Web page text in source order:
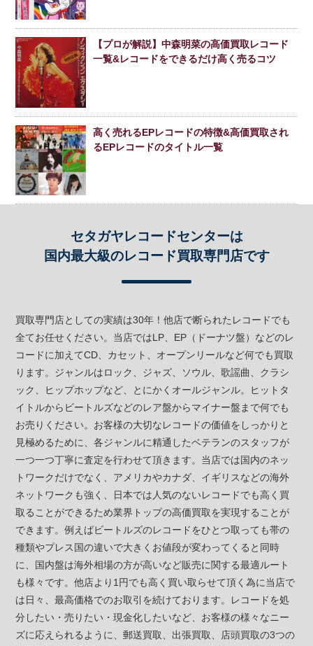
【プロが解説】中森明菜の高価買取レコード
一覧&レコードをできるだけ高く売るコツ
高く売れるEPレコードの特徴&高価買取され
るEPレコードのタイトル一覧
セタガヤレコードセンターは
国内最大級のレコード買取専門店です
買取専門店としての実績は30年！他店で断られたレコードでも
全てお任せください。当店ではLP、EP（ドーナツ盤）などのレ
コードに加えてCD、カセット、オープンリールなど何でも買取
ります。ジャンルはロック、ジャズ、ソウル、歌謡曲、クラシ
ック、ヒップホップなど、とにかくオールジャンル。ヒットタ
イトルからビートルズなどのレア盤からマイナー盤まで何でも
お売りください。お客様の大切なレコードの価値をしっかりと
見極めるために、各ジャンルに精通したベテランのスタッフが
一つ一つ丁寧に査定を行わせて頂きます。当店では国内のネッ
トワークだけでなく、アメリカやカナダ、イギリスなどの海外
ネットワークも強く、日本では人気のないレコードでも高く買
取ることができるため業界トップの高価買取を実現することが
できます。例えばビートルズのレコードをひとつ取っても帯の
種類やプレス国の違いで大きくお値段が変わってくると同時
に、国内盤は海外相場の方が高いなど販売に関する最適ルート
も様々です。他店より1円でも高く買い取らせて頂く為に当店で
は日々、最高価格でのお取引を続けております。レコードを処
分したい・売りたい・現金化したいなど、お客様の様々なニー
ズに応えられるように、郵送買取、出張買取、店頭買取の3つの